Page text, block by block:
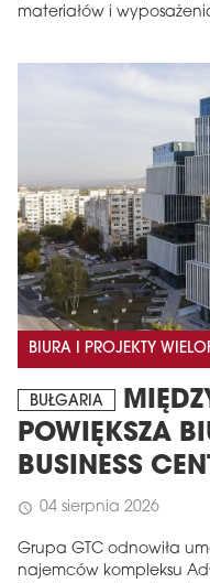
materiałów i
BIURA I PROJEKTY
BUŁGARIA
POWIĘKSZA
BUSINESS
schedule 04 sierpnia 2026
Grupa GTC odnowiła
najemców kompleksu